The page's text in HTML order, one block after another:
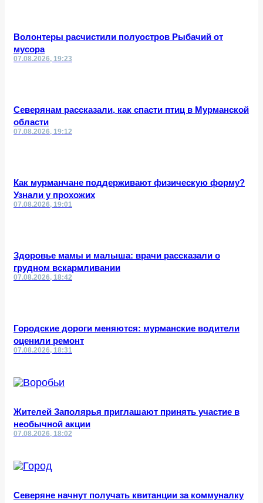
Волонтеры расчистили полуостров Рыбачий от
мусора
07.08.2026, 19:23
Северянам рассказали, как спасти птиц в Мурманской
области
07.08.2026, 19:12
Как мурманчане поддерживают физическую форму?
Узнали у прохожих
07.08.2026, 19:01
Здоровье мамы и малыша: врачи рассказали о
грудном вскармливании
07.08.2026, 18:42
Городские дороги меняются: мурманские водители
оценили ремонт
07.08.2026, 18:31
Жителей Заполярья приглашают принять участие в
необычной акции
07.08.2026, 18:02
Северяне начнут получать квитанции за коммуналку